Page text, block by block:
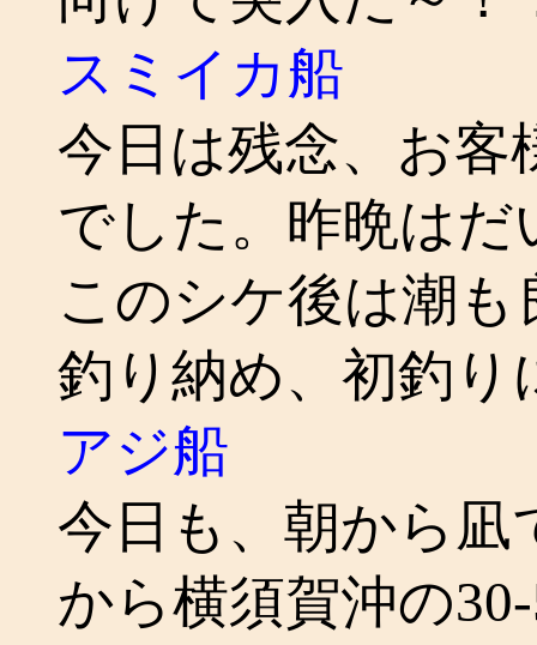
スミイカ船
今日は残念、お客
でした。昨晩は
このシケ後は潮
釣り納め、初釣
アジ船
今日も、朝から凪
から横須賀沖の